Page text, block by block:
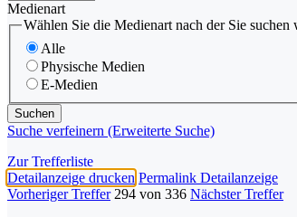
Medienart
Wählen Sie die Medienart nach der Sie suchen
Alle
Physische Medien
E-Medien
Suche verfeinern (Erweiterte Suche)
Zur Trefferliste
Detailanzeige drucken Permalink Detailanzeige
Vorheriger Treffer 294 von 336 Nächster Treffer